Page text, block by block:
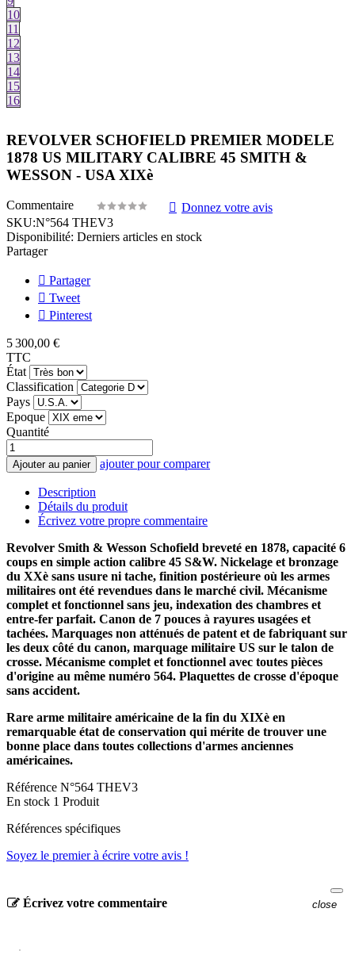
10
11
12
13
14
15
16
REVOLVER SCHOFIELD PREMIER MODELE
1878 US MILITARY CALIBRE 45 SMITH &
WESSON - USA XIXè
Commentaire
Donnez votre avis
SKU:N°564 THEV3
Disponibilité: Derniers articles en stock
Partager
Partager
Tweet
Pinterest
5 300,00 €
TTC
État
Classification
Pays
Epoque
Quantité
Ajouter au panier ajouter pour comparer
Description
Détails du produit
Écrivez votre propre commentaire
Revolver Smith & Wesson Schofield breveté en 1878, capacité 6
coups en simple action calibre 45 S&W. Nickelage et bronzage
du XXè sans usure ni tache, finition postérieure où les armes
militaires ont été revendues dans le marché civil. Mécanisme
complet et fonctionnel sans jeu, indexation des chambres et
entre-fer parfait. Canon de 7 pouces à rayures usagées et
tachées. Marquages non atténués de patent et de fabriquant sur
les deux côté du canon, marquage militaire US sur le talon de
crosse. Mécanisme complet et fonctionnel avec toutes pièces
d'origine au même numéro 564. Plaquettes de crosse d'époque
sans accident.
Rare arme militaire américaine de la fin du XIXè en
remarquable état de conservation qui mérite de trouver une
bonne place dans toutes collections d'armes anciennes
américaines.
Référence N°564 THEV3
En stock 1 Produit
Références spécifiques
Soyez le premier à écrire votre avis !
Écrivez votre commentaire close